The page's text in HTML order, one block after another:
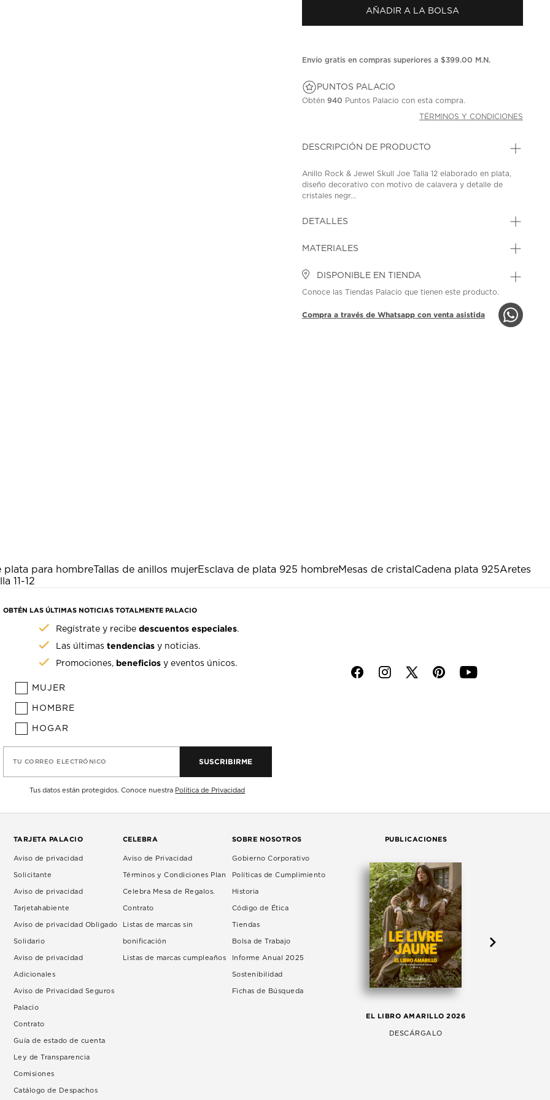
en
la
AÑADIR A LA BOLSA
Envío gratis en compras superiores a $399.00 M.N.
PUNTOS PALACIO
Obtén940 Puntos Palacio con esta compra.
TÉRMINOS Y CONDICIONES
DESCRIPCIÓN DE PRODUCTO
Anillo Rock & Jewel Skull Joe Talla 12 elaborado en plata,
diseño decorativo con motivo de calavera y detalle de
cristales negr...
DETALLES
MATERIALES
DISPONIBLE EN TIENDA
Conoce las Tiendas Palacio que tienen este producto.
Compra a través de Whatsapp con venta asistida
plata para hombreTallas de anillos mujerEsclava de plata 925 hombreMesas de cristal Cadena plata 925Aretes
11-12
OBTÉN LAS ÚLTIMAS NOTICIAS TOTALMENTE PALACIO
Regístrate y recibedescuentos especiales.
Las últimastendencias y noticias.
Promociones, beneficios y eventos únicos.
MUJER
HOMBRE
HOGAR
TU CORREO ELECTRÓNICO SUSCRIBIRME
Tus datos están protegidos. Conoce nuestra Política de Privacidad
f i p y
TARJETA PALACIO
Aviso de privacidad
Solicitante
Aviso de privacidad
Tarjetahabiente
Aviso de privacidad Obligado
Solidario
Aviso de privacidad
Adicionales
Aviso de Privacidad Seguros
Palacio
Contrato
Guía de estado de cuenta
Ley de Transparencia
Comisiones
Catálogo de Despachos
CELEBRA
Aviso de Privacidad
Términos y Condiciones Plan
Celebra Mesa de Regalos.
Contrato
Listas de marcas sin
bonificación
Listas de marcas cumpleaños
SOBRE NOSOTROS
Gobierno Corporativo
Políticas de Cumplimiento
Historia
Código de Ética
Tiendas
Bolsa de Trabajo
Informe Anual 2025
Sostenibilidad
Fichas de Búsqueda
PUBLICACIONES
EL LIBRO AMARILLO 2026
DESCÁRGALO